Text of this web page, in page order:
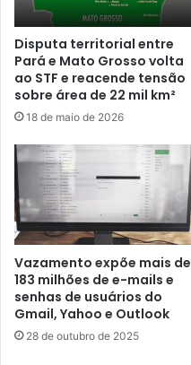
l
d
e
P
o
í
t
i
c
a
s
p
a
r
a
a
n
a
d
o
P
o
r
a
m
a
S
a
ú
d
e
Disputa territorial entre
Pará e Mato Grosso volta
ao STF e reacende tensão
sobre área de 22 mil km²
18 de maio de 2026
Vazamento expõe mais de
183 milhões de e-mails e
senhas de usuários do
Gmail, Yahoo e Outlook
28 de outubro de 2025